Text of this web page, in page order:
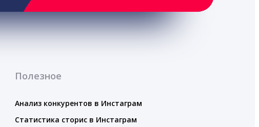
Полезное
Анализ конкурентов в Инстаграм
Статистика сторис в Инстаграм